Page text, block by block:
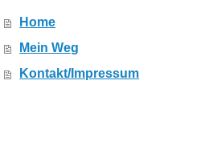
Home
Mein Weg
Kontakt/Impressum